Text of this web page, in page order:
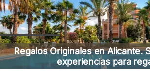
Regalos Originales en Alicante.
experiencias para